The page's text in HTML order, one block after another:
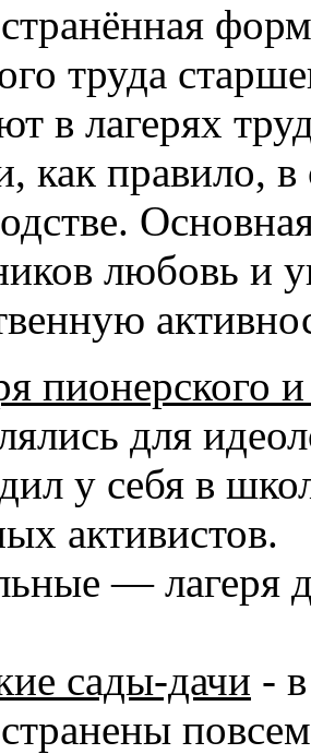
труда
в лагерях
как правило, в
любовь и
пионерского
для
у себя в
активистов.
— лагеря
сады-дачи -